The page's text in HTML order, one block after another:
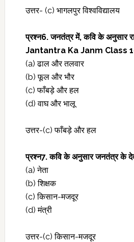
उत्तर- (c) भागलपुर विश्वविद्यालय
प्रश्‍न6. जनतंत्र में, कवि के अनुसार
Jantantra Ka Janm Class
(a) ढाल और तलवार
(b) फूल और भौर
(c) फाँबड़े और हल
(d) वाघ और भालू
उत्तर-(c) फाँबड़े और हल
प्रश्‍न7. कवि के अनुसार जनतंत्र के
(a) नेता
(b) शिक्षक
(c) किसान-मजदूर
(d) मंत्री
उत्तर-(c) किसान-मजदूर